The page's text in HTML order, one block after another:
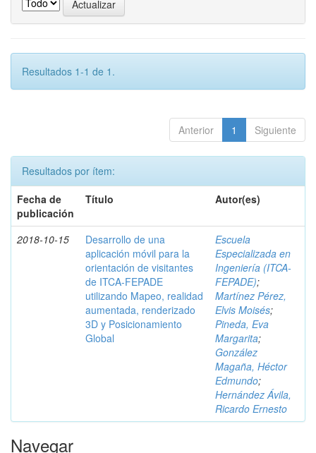
Resultados 1-1 de 1.
Anterior 1 Siguiente
Resultados por ítem:
Fecha de
publicación
Título Autor(es)
2018-10-15
Desarrollo de una
aplicación móvil para la
orientación de visitantes
de ITCA-FEPADE
utilizando Mapeo, realidad
aumentada, renderizado
3D y Posicionamiento
Global
Escuela
Especializada en
Ingeniería (ITCA-
FEPADE);
Martínez Pérez,
Elvis Moisés;
Pineda, Eva
Margarita;
González
Magaña, Héctor
Edmundo;
Hernández Ávila,
Ricardo Ernesto
Navegar